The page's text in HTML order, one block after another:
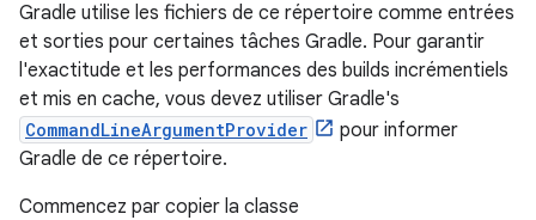
Gradle utilise les fichiers de ce répertoire comme entrées
et sorties pour certaines tâches Gradle. Pour garantir
l'exactitude et les performances des builds incrémentiels
et mis en cache, vous devez utiliser Gradle's
CommandLineArgumentProvider
pour informer
Gradle de ce répertoire.
Commencez par copier la classe